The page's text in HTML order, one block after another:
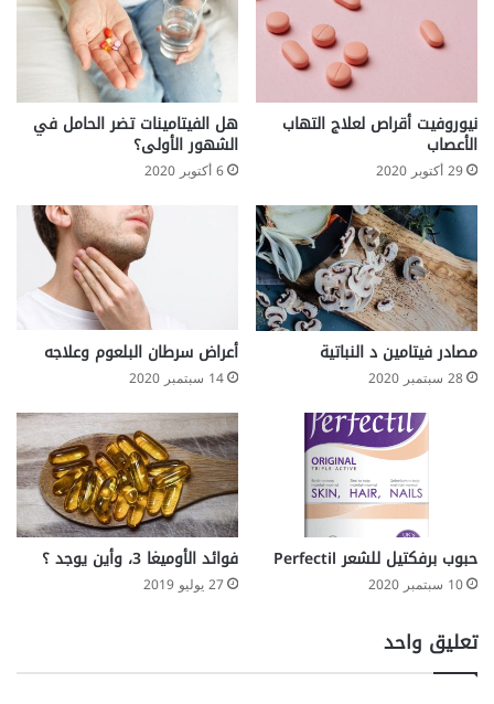
نيوروفيت أقراص لعلاج التهاب
الأعصاب
29 أكتوبر 2020
هل الفيتامينات تضر الحامل في
الشهور الأولى؟
6 أكتوبر 2020
مصادر فيتامين د النباتية
28 سبتمبر 2020
أعراض سرطان البلعوم وعلاجه
14 سبتمبر 2020
حبوب برفكتيل للشعر Perfectil
10 سبتمبر 2020
فوائد الأوميغا 3، وأين يوجد ؟
27 يوليو 2019
تعليق واحد